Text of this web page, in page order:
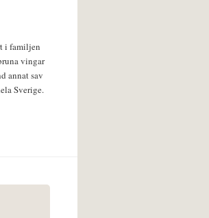
i familjen
vingar
annat sav
Sverige.